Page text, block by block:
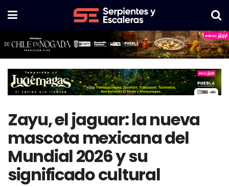
Zayu, el jaguar: la nueva
mascota mexicana del
Mundial 2026 y su
significado cultural